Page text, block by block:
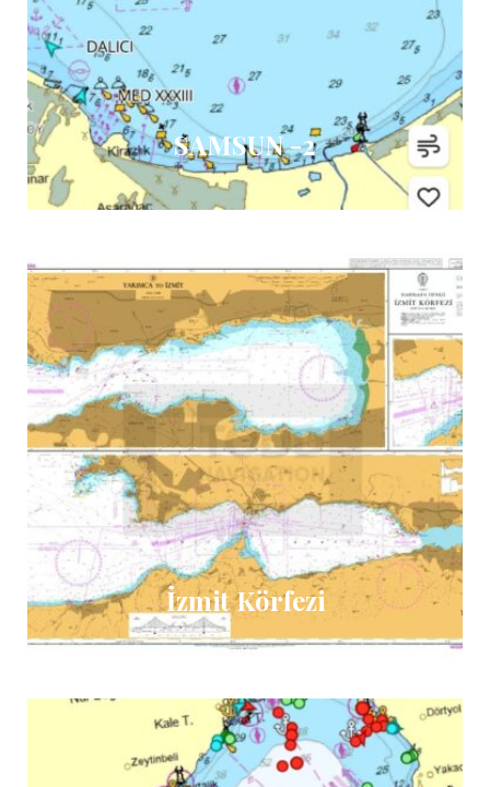
SAMSUN -2
İzmit Körfezi